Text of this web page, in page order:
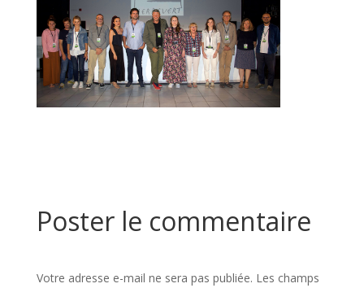
Poster le commentaire
Votre adresse e-mail ne sera pas publiée. Les champs